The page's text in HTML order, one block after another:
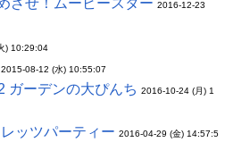
ざせ！ムービースター 2016-12-23
) 10:29:04
2015-08-12 (水) 10:55:07
ガーデンの大ぴんち 2016-10-24 (月) 1
ッツパーティー 2016-04-29 (金) 14:57:5